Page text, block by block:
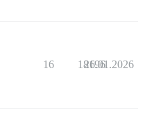
16 18196
26.01.2026